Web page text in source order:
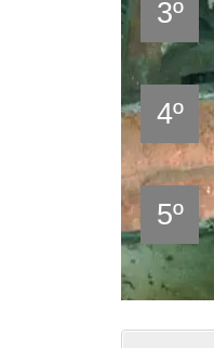
3º
4º
5º